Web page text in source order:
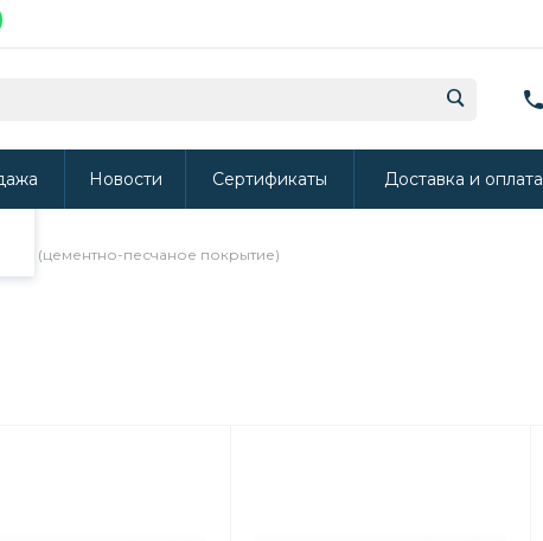
Новости Сертификаты Доставка и оплата
ЦПП (цементно-песчаное покрытие)